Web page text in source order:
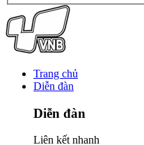
Trang chủ
Diễn đàn
Diễn đàn
Liên kết nhanh